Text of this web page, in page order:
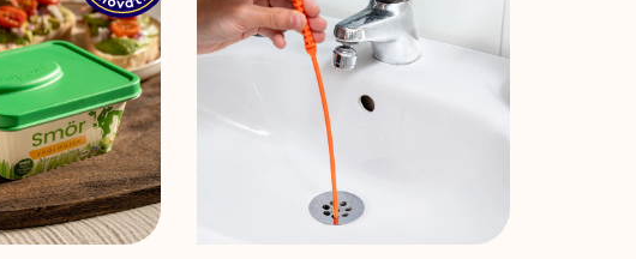
din vardag
för resan utan också för hemmet. Våra
köksredskap till innovativa
lek. Vi tror på smarta produkter som inte
bidrar till en hållbar livsstil.
med smarta, praktiska lösningar som
bästa limmet för barnens leksaker eller de